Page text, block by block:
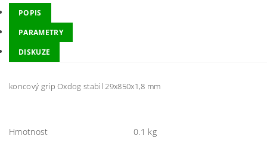
POPIS
PARAMETRY
DISKUZE
koncový grip Oxdog stabil 29x850x1,8 mm
Hmotnost 0.1 kg